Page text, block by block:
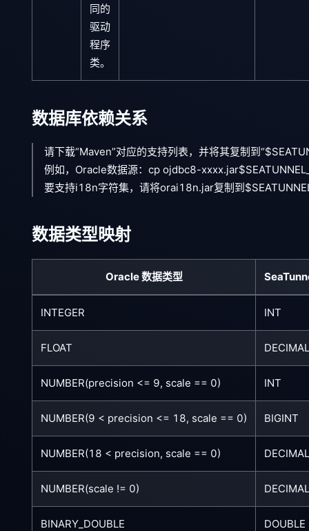
同的
驱动
程序
类。
数据库依赖关系
请下载“Maven”对应的支持列表，并将其复制到
例如，Oracle数据源：cp ojdbc8-
要支持i18n字符集，请将orai18n.jar复制到
数据类型映射
Oracle 数据类型
INTEGER INT
FLOAT
NUMBER(precision <= 9, scale == 0) INT
NUMBER(9 < precision <= 18, scale == 0) BIGINT
NUMBER(18 < precision, scale == 0)
NUMBER(scale != 0)
BINARY_DOUBLE DOUBLE